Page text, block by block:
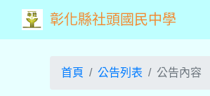
彰化縣社頭國民中學
首頁 公告列表 公告內容